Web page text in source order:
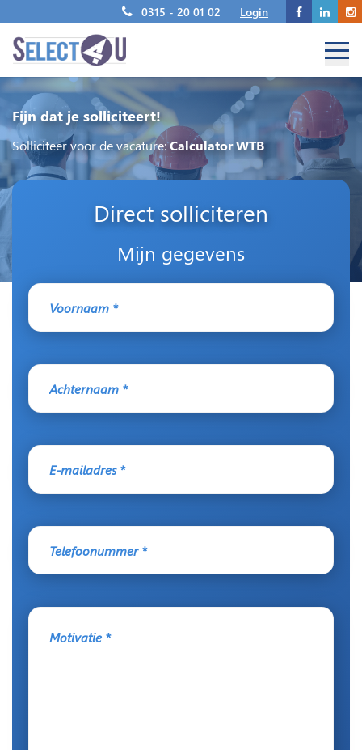
0315 - 20 01 02 Login
Fijn dat je solliciteert!
Solliciteer voor de vacature:Calculator WTB
Direct solliciteren
Mijn gegevens